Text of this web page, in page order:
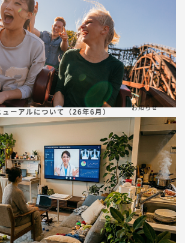
ーアルについて（26年6月）
お知らせ